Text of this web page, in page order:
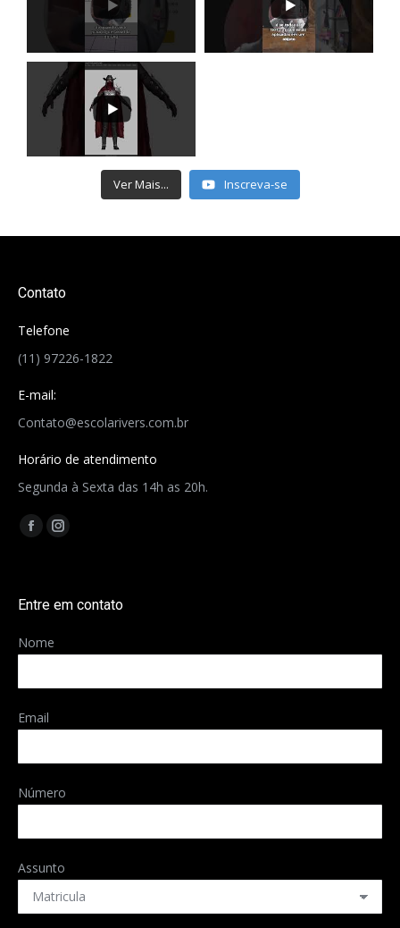
Ver Mais... Inscreva-se
Contato
Telefone
(11) 97226-1822
E-mail:
Contato@escolarivers.com.br
Horário de atendimento
Segunda à Sexta das 14h as 20h.
Encontre-nos em:
Facebook
in
window
Instagram
in
window
Entre em contato
Nome
Email
Número
Assunto